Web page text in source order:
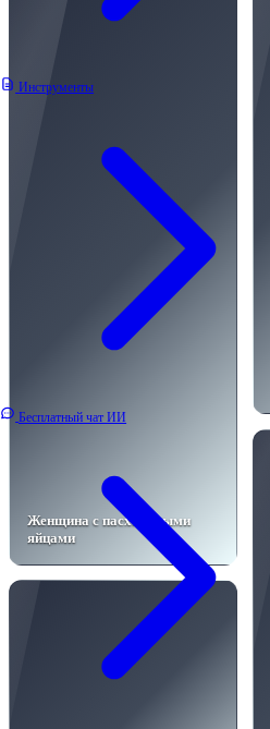
Инструменты
Бесплатный чат ИИ
Женщина с пасхальными
яйцами